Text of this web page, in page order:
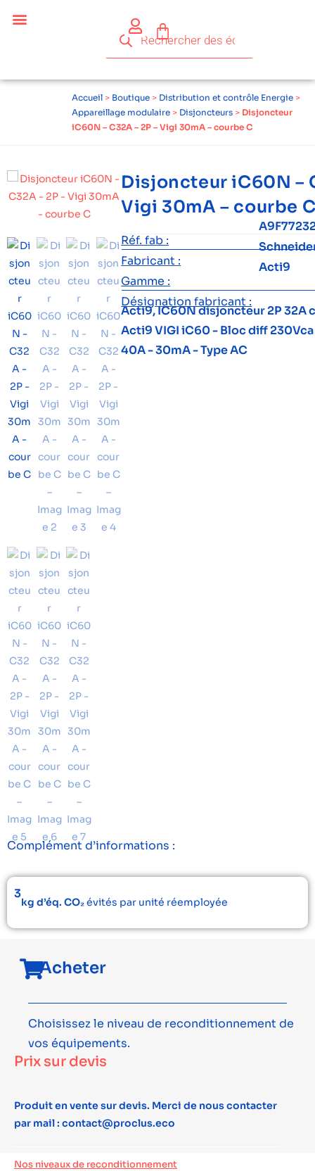
Accueil > Boutique > Distribution et contrôle Energie >
Appareillage modulaire > Disjoncteurs > Disjoncteur
iC60N – C32A – 2P – Vigi 30mA – courbe C
Disjoncteur iC60N –
Vigi 30mA – courbe
Réf. fab :
Fabricant :
Gamme :
Acti9
Désignation fabricant :
Acti9, IC60N disjoncteur 2P 32A
Acti9 VIGI iC60 - Bloc diff 230Vca
40A - 30mA - Type AC
Complément d’informations :
3
kg d’éq. CO₂évités par unité réemployée
Acheter
Choisissez le niveau de reconditionnement de
vos équipements.
Prix sur devis
Produit en vente sur devis. Merci de nous contacter
par mail : contact@proclus.eco
Nos niveaux de reconditionnement